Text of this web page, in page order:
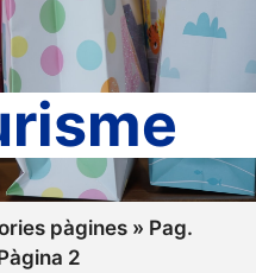
pàgines » Pag.
2